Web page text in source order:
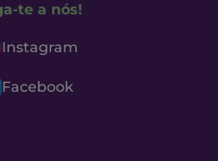
te a nós!
Instagram
Facebook